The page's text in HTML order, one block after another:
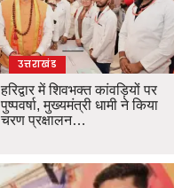
उत्तराखंड
हरिद्वार में शिवभक्त कांवड़ियों पर
पुष्पवर्षा, मुख्यमंत्री धामी ने किया
चरण प्रक्षालन…